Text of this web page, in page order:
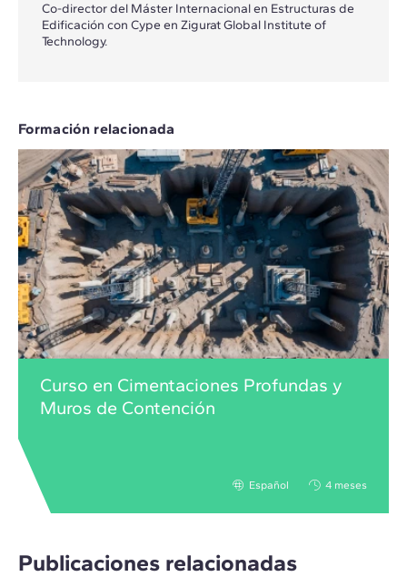
Co-director del Máster Internacional en Estructuras de
Edificación con Cype en Zigurat Global Institute of
Technology.
Formación relacionada
Curso en Cimentaciones Profundas y
Muros de Contención
Español 4 meses
Publicaciones relacionadas